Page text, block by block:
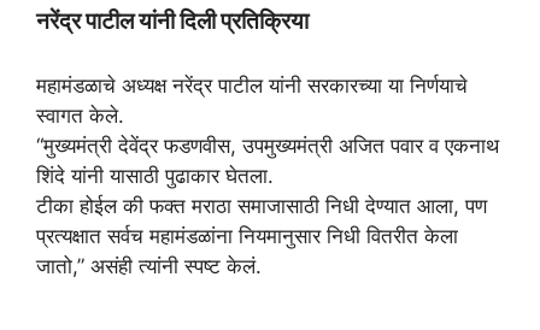
नरेंद्र पाटील यांनी दिली प्रतिक्रिया
महामंडळाचे अध्यक्ष नरेंद्र पाटील यांनी सरकारच्या या निर्णयाचे
स्वागत केले.
“मुख्यमंत्री देवेंद्र फडणवीस, उपमुख्यमंत्री अजित पवार व एकनाथ
शिंदे यांनी यासाठी पुढाकार घेतला.
टीका होईल की फक्त मराठा समाजासाठी निधी देण्यात आला, पण
प्रत्यक्षात सर्वच महामंडळांना नियमानुसार निधी वितरीत केला
जातो,” असंही त्यांनी स्पष्ट केलं.